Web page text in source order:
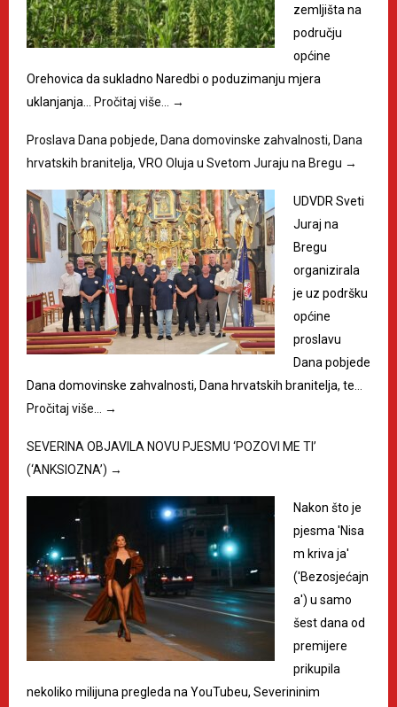
zemljišta na
području
općine
Orehovica da sukladno Naredbi o poduzimanju mjera
uklanjanja…
Pročitaj više… →
Proslava Dana pobjede, Dana domovinske zahvalnosti, Dana
hrvatskih branitelja, VRO Oluja u Svetom Juraju na Bregu →
UDVDR Sveti
Juraj na
Bregu
organizirala
je uz podršku
općine
proslavu
Dana pobjede
Dana domovinske zahvalnosti, Dana hrvatskih branitelja, te…
Pročitaj više…
→
SEVERINA OBJAVILA NOVU PJESMU ‘POZOVI ME TI’
(‘ANKSIOZNA’) →
Nakon što je
pjesma 'Nisa
m kriva ja'
('Bezosjećajn
a') u samo
šest dana od
premijere
prikupila
nekoliko milijuna pregleda na YouTubeu, Severininim